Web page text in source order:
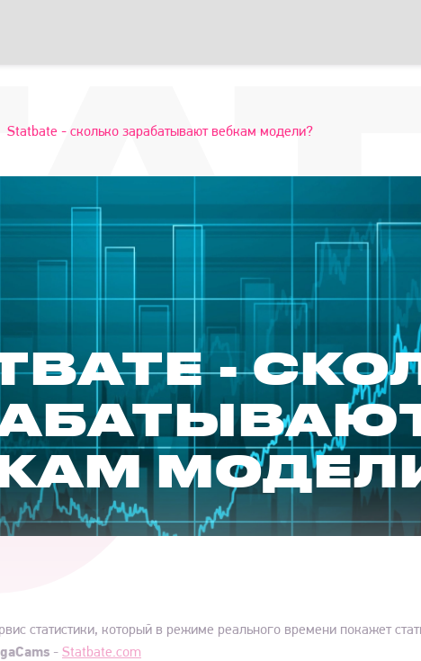
Statbate - сколько зарабатывают вебкам модели?
-
статистики, который в режиме реального времени покажет
- Statbate.com